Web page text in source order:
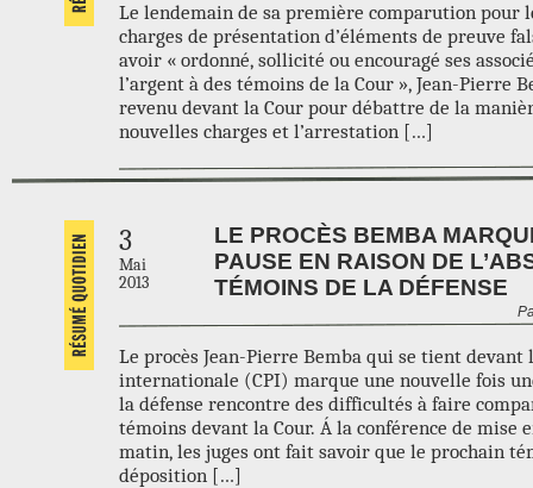
Le lendemain de sa première comparution pour
charges de présentation d’éléments de preuve
avoir « ordonné, sollicité ou encouragé ses
l’argent à des témoins de la Cour », Jean-Pierre
revenu devant la Cour pour débattre de la
nouvelles charges et l’arrestation […]
3
Mai
2013
LE PROCÈS BEMBA
PAUSE EN RAISON DE
TÉMOINS DE LA DÉFENSE
Le procès Jean-Pierre Bemba qui se tient devant
internationale (CPI) marque une nouvelle fois
la défense rencontre des difficultés à faire
témoins devant la Cour. Á la conférence de mise
matin, les juges ont fait savoir que le prochain
déposition […]